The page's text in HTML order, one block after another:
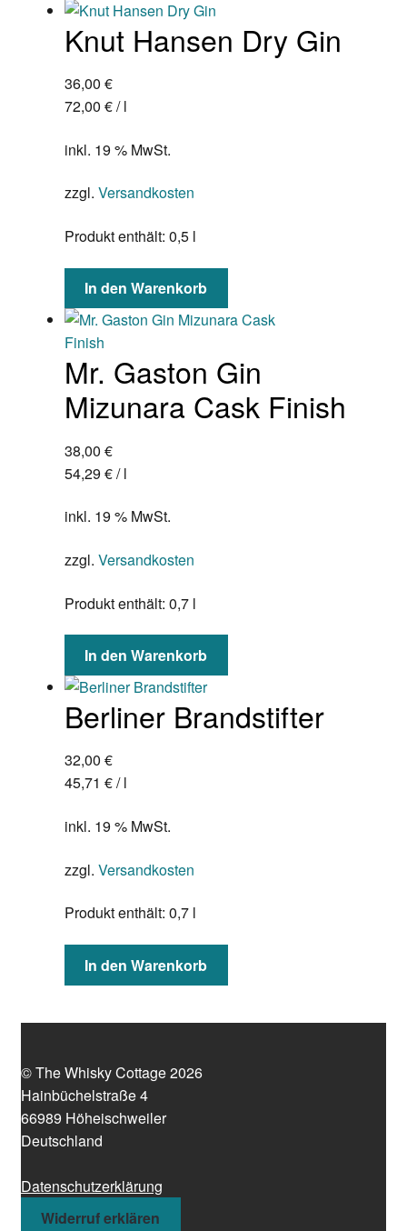
Knut Hansen Dry Gin
36,00 €
72,00 €/l
inkl. 19 % MwSt.
zzgl. Versandkosten
Produkt enthält: 0,5 l
In den Warenkorb
Mr. Gaston Gin
Mizunara Cask Finish
38,00 €
54,29 €/l
inkl. 19 % MwSt.
zzgl. Versandkosten
Produkt enthält: 0,7 l
In den Warenkorb
Berliner Brandstifter
32,00 €
45,71 €/l
inkl. 19 % MwSt.
zzgl. Versandkosten
Produkt enthält: 0,7 l
In den Warenkorb
© The Whisky Cottage 2026
Hainbüchelstraße 4
66989 Höheischweiler
Deutschland
Datenschutzerklärung
Widerruf erklären